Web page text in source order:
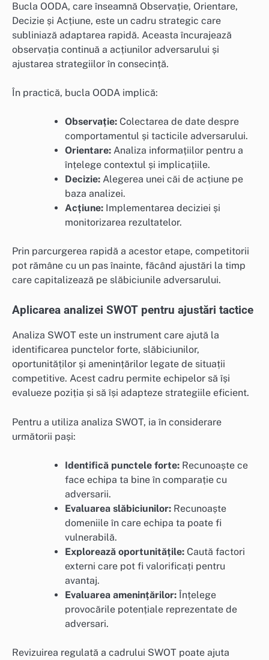
Bucla OODA, care înseamnă Observație, Orientare,
Decizie și Acțiune, este un cadru strategic care
subliniază adaptarea rapidă. Aceasta încurajează
observația continuă a acțiunilor adversarului și
ajustarea strategiilor în consecință.
În practică, bucla OODA implică:
Observație: Colectarea de date despre
comportamentul și tacticile adversarului.
Orientare: Analiza informațiilor pentru a
înțelege contextul și implicațiile.
Decizie: Alegerea unei căi de acțiune pe
baza analizei.
Acțiune: Implementarea deciziei și
monitorizarea rezultatelor.
Prin parcurgerea rapidă a acestor etape, competitorii
pot rămâne cu un pas înainte, făcând ajustări la timp
care capitalizează pe slăbiciunile adversarului.
Aplicarea analizei SWOT pentru ajustări tactice
Analiza SWOT este un instrument care ajută la
identificarea punctelor forte, slăbiciunilor,
oportunităților și amenințărilor legate de situații
competitive. Acest cadru permite echipelor să își
evalueze poziția și să își adapteze strategiile eficient.
Pentru a utiliza analiza SWOT, ia în considerare
următorii pași:
Identifică punctele forte: Recunoaște ce
face echipa ta bine în comparație cu
adversarii.
Evaluarea slăbiciunilor: Recunoaște
domeniile în care echipa ta poate fi
vulnerabilă.
Explorează oportunitățile: Caută factori
externi care pot fi valorificați pentru
avantaj.
Evaluarea amenințărilor: Înțelege
provocările potențiale reprezentate de
adversari.
Revizuirea regulată a cadrului SWOT poate ajuta